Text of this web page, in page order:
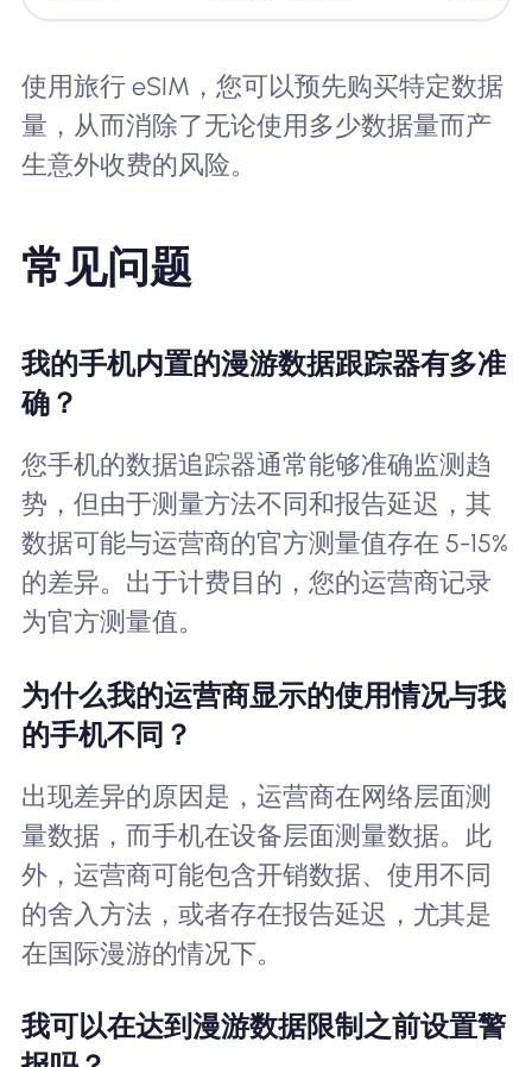
使用旅行 eSIM，您可以预先购买特定数据
量，从而消除了无论使用多少数据量而产
生意外收费的风险。
常见问题
我的手机内置的漫游数据跟踪器有多准
确？
您手机的数据追踪器通常能够准确监测趋
势，但由于测量方法不同和报告延迟，其
数据可能与运营商的官方测量值存在 5-15%
的差异。出于计费目的，您的运营商记录
为官方测量值。
为什么我的运营商显示的使用情况与我
的手机不同？
出现差异的原因是，运营商在网络层面测
量数据，而手机在设备层面测量数据。此
外，运营商可能包含开销数据、使用不同
的舍入方法，或者存在报告延迟，尤其是
在国际漫游的情况下。
我可以在达到漫游数据限制之前设置警